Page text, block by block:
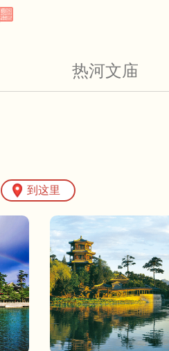
热河文庙
到这里